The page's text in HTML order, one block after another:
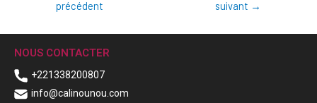
précédent
suivant →
NOUS CONTACTER
+221338200807
info@calinounou.com